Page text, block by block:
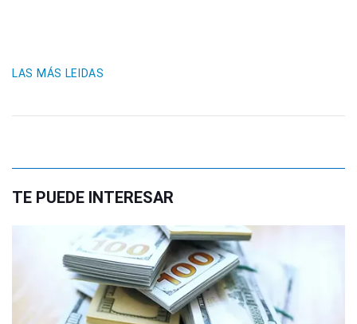
LAS MÁS LEIDAS
TE PUEDE INTERESAR